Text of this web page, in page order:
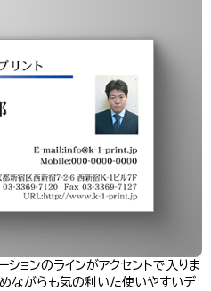
ョンのラインがアクセントで入りま
ながらも気の利いた使いやすいデ